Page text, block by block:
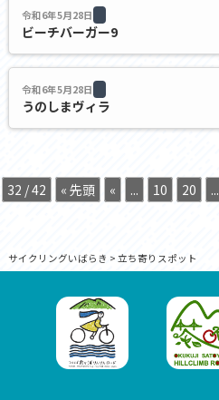
令和6年5月28日
ビーチバーガー9
令和6年5月28日
うのしまヴィラ
32 / 42 « 先頭 « ... 10 20 ...
サイクリングいばらき > 立ち寄りスポット